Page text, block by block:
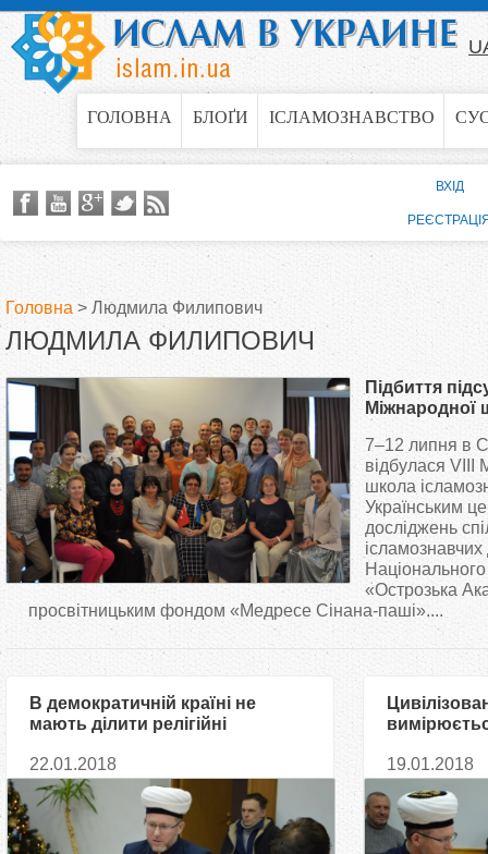
Jump to navigation
ГОЛОВНА БЛОҐИ ІСЛАМОЗНАВСТВО
В
и
є
т
у
Головна > Людмила Филипович
ЛЮДМИЛА ФИЛИПОВИЧ
Підбиття
Міжнародної
7–12 липня в
відбулася VIII
школа
Українським
досліджень
Національного
«Острозька
просвітницьким фондом «Медресе Сінана-паші»....
В демократичній країні не
мають ділити релігійні
Ісмагілов
22.01.2018
19.01.2018
ВХІД